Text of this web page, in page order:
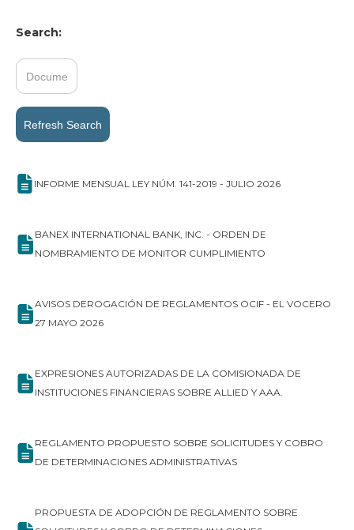
Search:
Refresh Search
INFORME MENSUAL LEY NÚM. 141-2019 - JULIO 2026
BANEX INTERNATIONAL BANK, INC. - ORDEN DE
NOMBRAMIENTO DE MONITOR CUMPLIMIENTO
AVISOS DEROGACIÓN DE REGLAMENTOS OCIF - EL VOCERO
27 MAYO 2026
EXPRESIONES AUTORIZADAS DE LA COMISIONADA DE
INSTITUCIONES FINANCIERAS SOBRE ALLIED Y AAA.
REGLAMENTO PROPUESTO SOBRE SOLICITUDES Y COBRO
DE DETERMINACIONES ADMINISTRATIVAS
PROPUESTA DE ADOPCIÓN DE REGLAMENTO SOBRE